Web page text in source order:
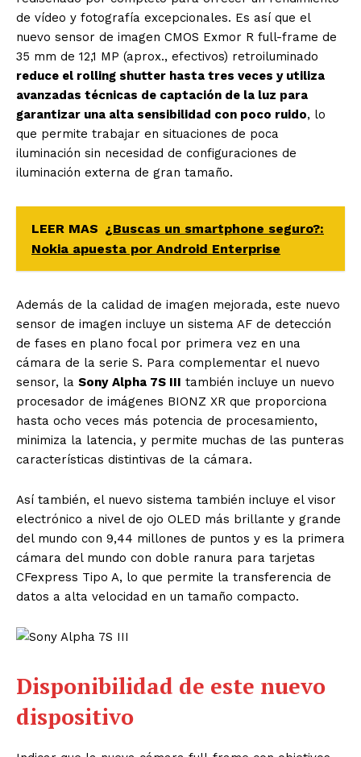
de vídeo y fotografía excepcionales. Es así que el
nuevo sensor de imagen CMOS Exmor R full-frame de
35 mm de 12,1 MP (aprox., efectivos) retroiluminado
reduce el rolling shutter hasta tres veces y utiliza
avanzadas técnicas de captación de la luz para
garantizar una alta sensibilidad con poco ruido, lo
que permite trabajar en situaciones de poca
iluminación sin necesidad de configuraciones de
iluminación externa de gran tamaño.
LEER MAS ¿Buscas un smartphone seguro?:
Nokia apuesta por Android Enterprise
Además de la calidad de imagen mejorada, este nuevo
sensor de imagen incluye un sistema AF de detección
de fases en plano focal por primera vez en una
cámara de la serie S. Para complementar el nuevo
sensor, la Sony Alpha 7S III también incluye un nuevo
procesador de imágenes BIONZ XR que proporciona
hasta ocho veces más potencia de procesamiento,
minimiza la latencia, y permite muchas de las punteras
características distintivas de la cámara.
Así también, el nuevo sistema también incluye el visor
electrónico a nivel de ojo OLED más brillante y grande
del mundo con 9,44 millones de puntos y es la primera
cámara del mundo con doble ranura para tarjetas
CFexpress Tipo A, lo que permite la transferencia de
datos a alta velocidad en un tamaño compacto.
Disponibilidad de este nuevo
dispositivo